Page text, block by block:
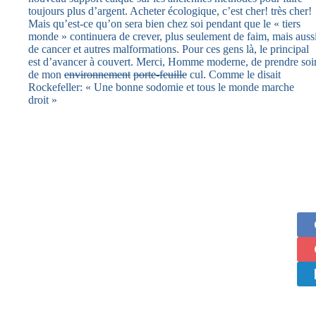
toujours plus d’argent. Acheter écologique, c’est cher! très cher!
Mais qu’est-ce qu’on sera bien chez soi pendant que le « tiers
monde » continuera de crever, plus seulement de faim, mais
de cancer et autres malformations. Pour ces gens là, le principal
est d’avancer à couvert. Merci, Homme moderne, de prendre
de mon environnement porte-feuille cul. Comme le disait
Rockefeller: « Une bonne sodomie et tous le monde marche
droit »